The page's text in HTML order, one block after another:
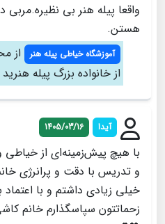
واقعا پیله هنر بی نظیره.مربی
هستن.
آموزشگاه خیاطی پیله هنر
از
از خانواده بزرگ پیله
آیدا 1405/03/16
با هیچ پیش‌زمینه‌ای‌ از
و تدریس با دقت و پرانرژی
خیلی زیادی داشتم و با
زحماتتون سپاسگذارم خانم